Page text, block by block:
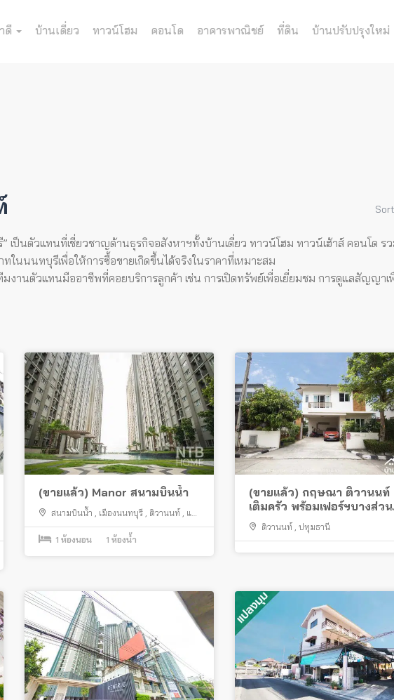
ดี บ้านเดี่ยว ทาวน์โฮม คอนโด อาคารพาณิชย์ ที่ดิน บ้านปรับปรุงใหม่
ป็นตัวแทนที่เชี่ยวชาญด้านธุรกิจอสังหาฯทั้งบ้านเดี่ยว ทาวน์โฮม ทาวน์เฮ้าส์ คอนโด รว
ในนนทบุรีเพื่อให้การซื้อขายเกิดขึ้นได้จริงในราคาที่เหมาะสม
านตัวแทนมืออาชีพที่คอยบริการลูกค้า เช่น การเปิดทรัพย์เพื่อเยี่ยมชม การดูแลสัญญาเ
(ขายแล้ว) Manor สนามบินน้ำ
สนามบินน้ำ เมืองนนทบุรี ติวานนท์
แค
ราย , รัตนาธิเบศร์
1 ห้องนอน 1 ห้องน้ำ
(ขายแล้ว) กฤษณา ติวานนท์
เติมครัว พร้อมเฟอร์ฯบางส่วน
สภาพสวย
ติวานนท์ ปทุมธานี